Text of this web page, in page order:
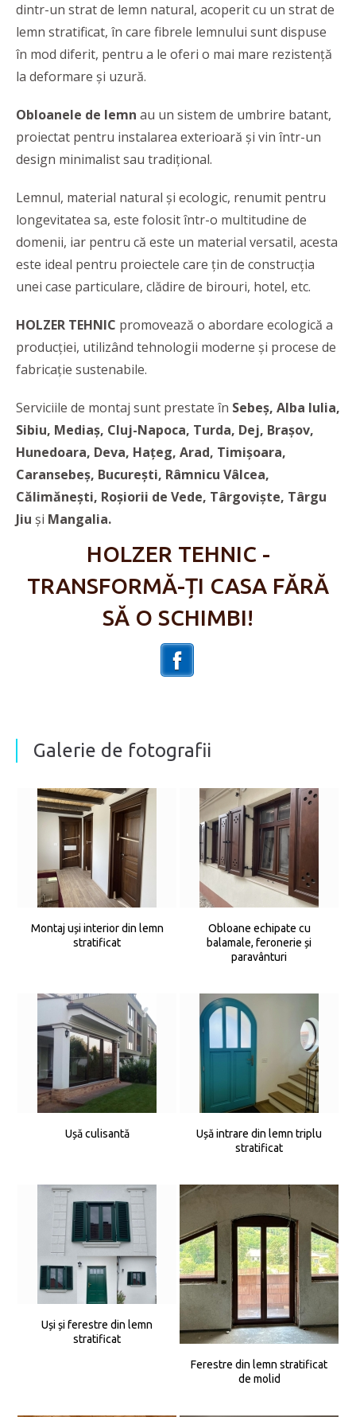
dintr-un strat de lemn natural, acoperit cu un strat de
lemn stratificat, în care fibrele lemnului sunt dispuse
în mod diferit, pentru a le oferi o mai mare rezistență
la deformare și uzură.
Obloanele de lemn au un sistem de umbrire batant,
proiectat pentru instalarea exterioară și vin într-un
design minimalist sau tradițional.
Lemnul, material natural și ecologic, renumit pentru
longevitatea sa, este folosit într-o multitudine de
domenii, iar pentru că este un material versatil, acesta
este ideal pentru proiectele care țin de construcția
unei case particulare, clădire de birouri, hotel, etc.
HOLZER TEHNIC promovează o abordare ecologică a
producției, utilizând tehnologii moderne și procese de
fabricație sustenabile.
Serviciile de montaj sunt prestate în Sebeș, Alba Iulia,
Sibiu, Mediaș, Cluj-Napoca, Turda, Dej, Brașov,
Hunedoara, Deva, Hațeg, Arad, Timișoara,
Caransebeș, București, Râmnicu Vâlcea,
Călimănești, Roșiorii de Vede, Târgoviște, Târgu
Jiu și Mangalia.
HOLZER TEHNIC -
TRANSFORMĂ-ȚI CASA FĂRĂ
SĂ O SCHIMBI!
Galerie de fotografii
Montaj uși interior din lemn
stratificat
Obloane echipate cu
balamale, feronerie și
paravânturi
Ușă culisantă
Ușă intrare din lemn triplu
stratificat
Uși și ferestre din lemn
stratificat
Ferestre din lemn stratificat
de molid